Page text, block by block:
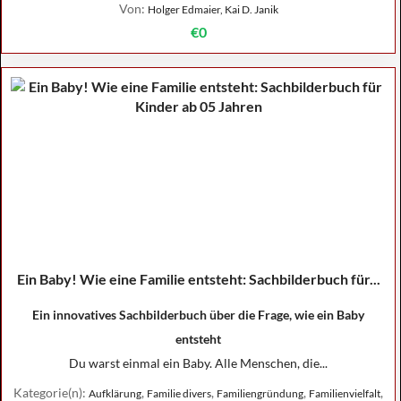
Von: Holger Edmaier, Kai D. Janik
€0
Ein Baby! Wie eine Familie entsteht: Sachbilderbuch für...
Ein innovatives Sachbilderbuch über die Frage, wie ein Baby
entsteht
Du warst einmal ein Baby. Alle Menschen, die...
Kategorie(n): Aufklärung, Familie divers, Familiengründung, Familienvielfalt,